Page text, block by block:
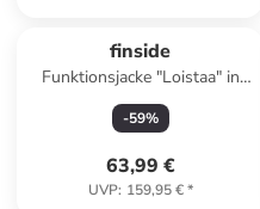
finside
Funktionsjacke "Loistaa" in
Grün
-59%
63,99 €
UVP: 159,95 €*